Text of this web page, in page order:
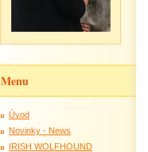
Menu
Úvod
Novinky - News
IRISH WOLFHOUND